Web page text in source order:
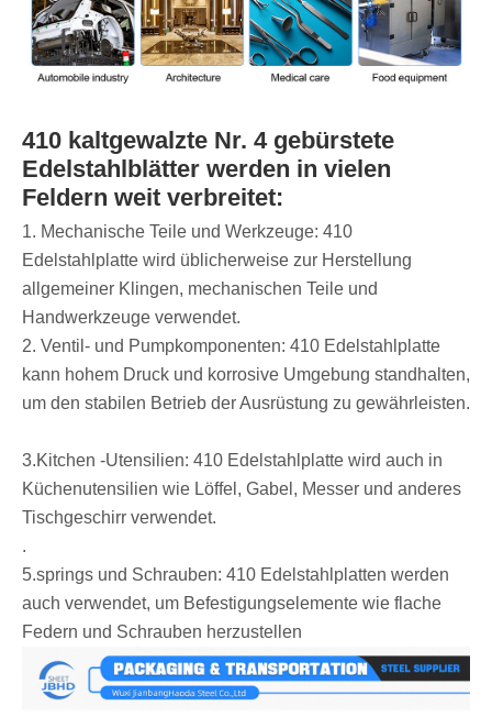
410 kaltgewalzte Nr. 4 gebürstete
Edelstahlblätter werden in vielen
Feldern weit verbreitet:
‌1. Mechanische Teile und Werkzeuge: 410
Edelstahlplatte wird üblicherweise zur Herstellung
allgemeiner Klingen, mechanischen Teile und
Handwerkzeuge verwendet.
‌2. Ventil- und Pumpkomponenten: 410 Edelstahlplatte
kann hohem Druck und korrosive Umgebung standhalten,
um den stabilen Betrieb der Ausrüstung zu gewährleisten.
‌3.Kitchen -Utensilien: 410 Edelstahlplatte wird auch in
Küchenutensilien wie Löffel, Gabel, Messer und anderes
Tischgeschirr verwendet. ‌
‌.
‌5.springs und Schrauben: 410 Edelstahlplatten werden
auch verwendet, um Befestigungselemente wie flache
Federn und Schrauben herzustellen